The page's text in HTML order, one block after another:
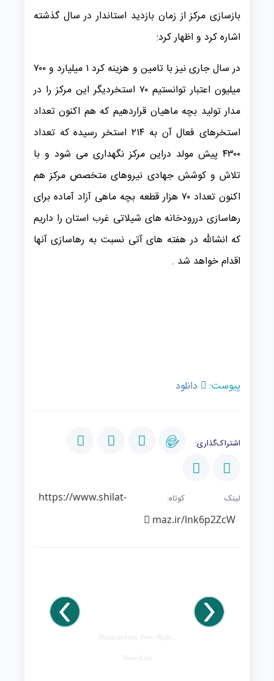
بازسازی مرکز از زمان بازدید استاندار در سال گذشته
اشاره کرد و اظهار کرد:
در سال جاری نیز با تامین و هزینه کرد ۱ میلیارد و ۷۰۰
میلیون اعتبار توانستیم ۷۰ استخردیگر این مرکز را در
مدار تولید بچه ماهیان قراردهیم که هم اکنون تعداد
استخرهای فعال آن به ۲۱۴ استخر رسیده که تعداد
۴۳۰۰ پیش مولد دراین مرکز نگهداری می شود و با
تلاش و کوشش جهادی نیروهای متخصص مرکز هم
اکنون تعداد ۷۰ هزار قطعه بچه ماهی آزاد آماده برای
رهاسازی دررودخانه های شیلاتی غرب استان را داريم
که انشالله در هفته های آتی نسبت به رهاسازی آنها
اقدام خواهد شد .
پیوست: دانلود
اشتراک‌گذاری:
لینک کوتاه:https://www.shilat-
maz.ir/lnk6p2ZcW
Shortcut keys: Prev=Right ,
Next=Left